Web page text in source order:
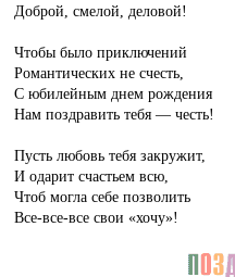
Доброй, смелой, деловой!
Чтобы было приключений
Романтических не счесть,
С юбилейным днем рождения
Нам поздравить тебя — честь!
Пусть любовь тебя закружит,
И одарит счастьем всю,
Чтоб могла себе позволить
Все-все-все свои «хочу»!